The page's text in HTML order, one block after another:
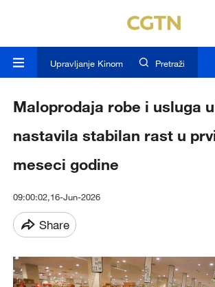
Upravljanje Kinom Pretraži
Maloprodaja robe i usluga
nastavila stabilan rast u
meseci godine
09:00:02,16-Jun-2026
Share